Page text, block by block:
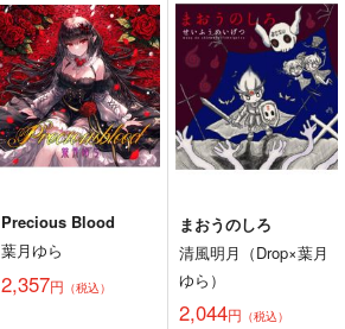
ロイヤルマウンテン
770円（税込）
オリジナル
青山 澄香
白峰 莉花
メレ・レタナグア
サンプル
カート
った話。３
さくら研究室
550 円（税込）
オリジナル
作者
パイセン
サンプル
Precious Blood
葉月ゆら
2,357円 （税込）
まおうのしろ
清風明月（Drop×葉月
ゆら）
2,044円 （税込）